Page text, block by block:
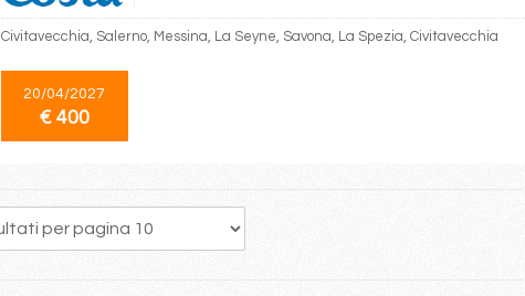
Civitavecchia, Salerno, Messina, La Seyne, Savona, La Spezia, Civitavecchia
20/04/2027
€ 400